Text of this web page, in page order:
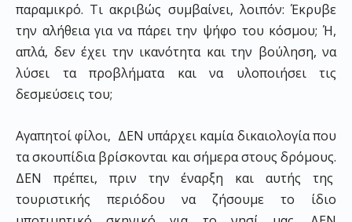
παραμικρό. Τι ακριβώς συμβαίνει, λοιπόν: Έκρυβε
την αλήθεια για να πάρει την ψήφο του κόσμου; Ή,
απλά, δεν έχει την ικανότητα και την βούληση, να
λύσει τα προβλήματα και να υλοποιήσει τις
δεσμεύσεις του;
Αγαπητοί φίλοι, ΔΕΝ υπάρχει καμία δικαιολογία που
τα σκουπίδια βρίσκονται και σήμερα στους δρόμους.
ΔΕΝ πρέπει, πριν την έναρξη και αυτής της
τουριστικής περιόδου να ζήσουμε το ίδιο